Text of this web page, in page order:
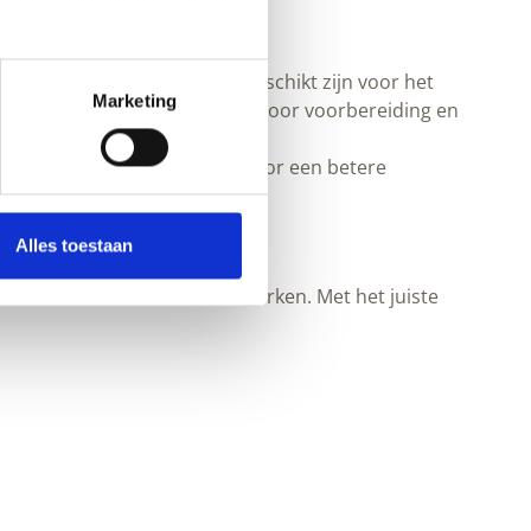
Marketing
Alles toestaan
en gereedschappen die geschikt zijn voor het
maar ook hulpmiddelen voor voorbereiding en
De juiste kwast zorgt voor een betere
andere manier van verwerken. Met het juiste